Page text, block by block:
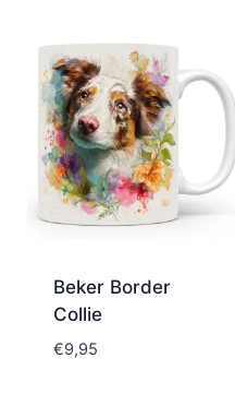
Beker Border
Collie
€9,95